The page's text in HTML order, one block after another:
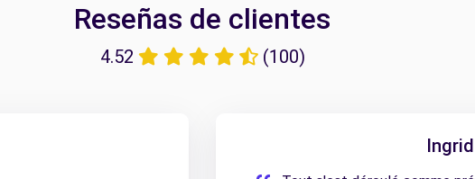
Reseñas de clientes
4.52 (100)